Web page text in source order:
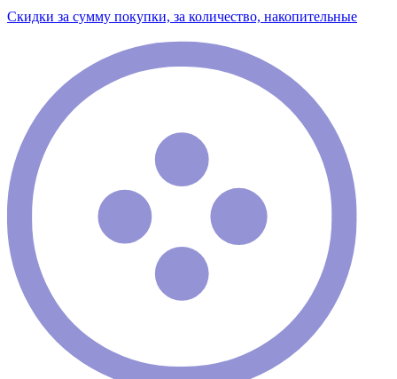
Скидки за сумму покупки, за количество, накопительные